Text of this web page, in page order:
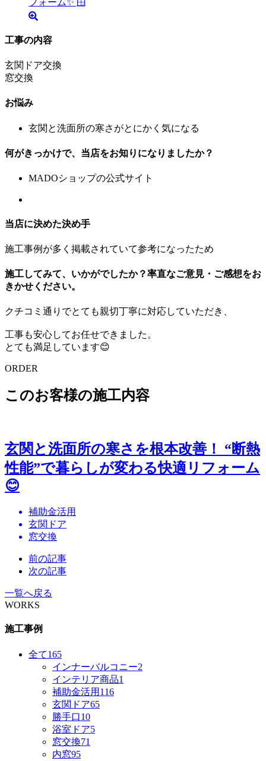
工事の内容
玄関ドア交換
窓交換
お悩み
玄関と洗面所の寒さがとにかく気になる
何がきっかけで、当店をお知りになりましたか？
MADOショップの公式サイト
当店に決めた決め手
施工事例が多く掲載されていて参考になったため
施工してみて、いかがでしたか？率直なご意見・ご感想をお
きかせください。
クチコミ通りでとても親切丁寧に対応していただき、
工事も安心してお任せできました。
とても満足しています😊
ORDER
このお客様の施工内容
玄関と洗面所の寒さを根本改善！ “断熱
性能”で暮らしが変わる快適リフォーム
😊
補助金活用
玄関ドア
窓交換
前の記事
次の記事
一覧へ戻る
WORKS
施工事例
全て165
インナーバルコニー2
インテリア商品1
補助金活用 116
玄関ドア65
勝手口10
浴室ドア5
窓交換71
内窓95